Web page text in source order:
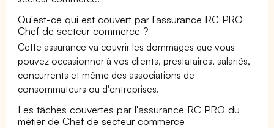
Qu'est-ce qui est couvert par l'assurance RC PRO
Chef de secteur commerce ?
Cette assurance va couvrir les dommages que vous
pouvez occasionner à vos clients, prestataires, salariés,
concurrents et même des associations de
consommateurs ou d'entreprises.
Les tâches couvertes par l'assurance RC PRO du
métier de Chef de secteur commerce